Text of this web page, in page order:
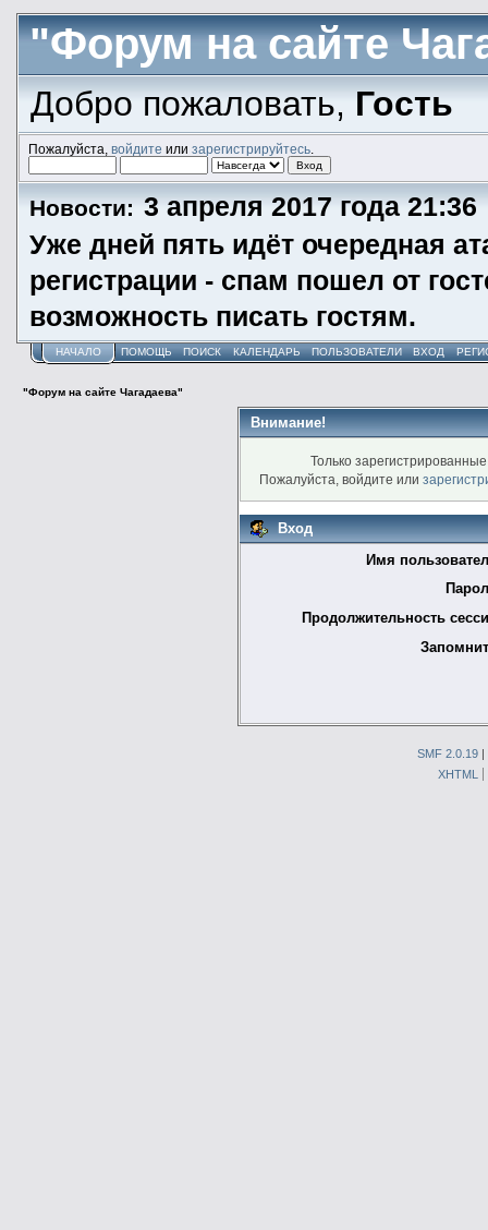
"Форум на сайте
Добро пожаловать,Гость
Пожалуйста, войдите или зарегистрируйтесь.
Новости: 3 апреля 2017 года 21:36
Уже дней пять идёт очередная
регистрации - спам пошел от
возможность писать гостям.
НАЧАЛО ПОМОЩЬ ПОИСК КАЛЕНДАРЬ ПОЛЬЗОВАТЕЛИ ВХОД
"Форум на сайте Чагадаева"
Внимание!
Только
Пожалуйста, войдите или
Вход
Имя
Продолжительность
SMF 2.0.19
XHTML